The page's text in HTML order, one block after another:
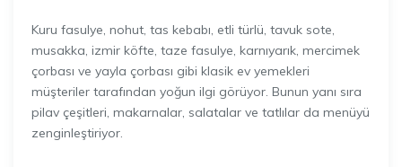
Kuru fasulye, nohut, tas kebabı, etli türlü, tavuk sote,
musakka, izmir köfte, taze fasulye, karnıyarık, mercimek
çorbası ve yayla çorbası gibi klasik ev yemekleri
müşteriler tarafından yoğun ilgi görüyor. Bunun yanı sıra
pilav çeşitleri, makarnalar, salatalar ve tatlılar da menüyü
zenginleştiriyor.